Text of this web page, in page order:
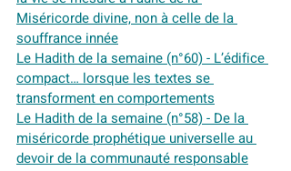
Miséricorde divine, non à celle de la
souffrance innée
Le Hadith de la semaine (n°60) - L’édifice
compact… lorsque les textes se
transforment en comportements
Le Hadith de la semaine (n°58) - De la
miséricorde prophétique universelle au
devoir de la communauté responsable